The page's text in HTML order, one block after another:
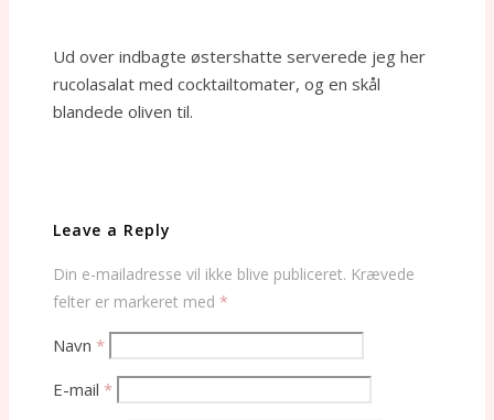
Ud over indbagte østershatte serverede jeg her
rucolasalat med cocktailtomater, og en skål
blandede oliven til.
Leave a Reply
Din e-mailadresse vil ikke blive publiceret. Krævede
felter er markeret med *
Navn *
E-mail *